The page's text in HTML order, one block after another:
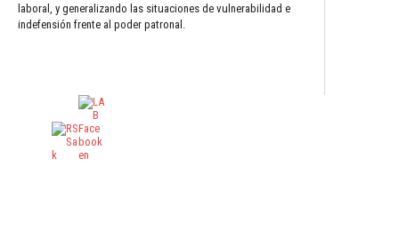
laboral, y generalizando las situaciones de vulnerabilidad e
indefensión frente al poder patronal.